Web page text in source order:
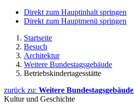
Direkt zum Hauptinhalt springen
Direkt zum Hauptmenü springen
Startseite
Besuch
Architektur
Weitere Bundestagsgebäude
Betriebskindertagesstätte
zurück zu: Weitere Bundestagsgebäude
Kultur und Geschichte